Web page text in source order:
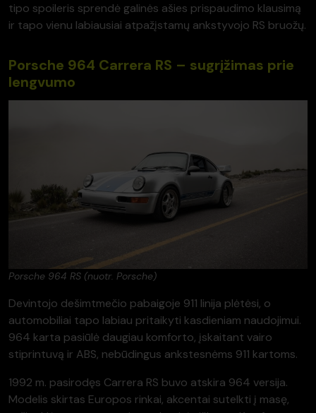
tipo spoileris sprendė galinės ašies prispaudimo klausimą
ir tapo vienu labiausiai atpažįstamų ankstyvojo RS bruožų.
Porsche 964 Carrera RS – sugrįžimas prie
lengvumo
Porsche 964 RS (nuotr. Porsche)
Devintojo dešimtmečio pabaigoje 911 linija plėtėsi, o
automobiliai tapo labiau pritaikyti kasdieniam naudojimui.
964 karta pasiūlė daugiau komforto, įskaitant vairo
stiprintuvą ir ABS, nebūdingus ankstesnėms 911 kartoms.
1992 m. pasirodęs Carrera RS buvo atskira 964 versija.
Modelis skirtas Europos rinkai, akcentai sutelkti į masę,